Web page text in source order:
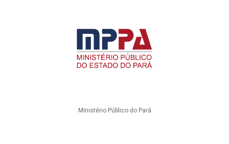
Ministério Público do Pará